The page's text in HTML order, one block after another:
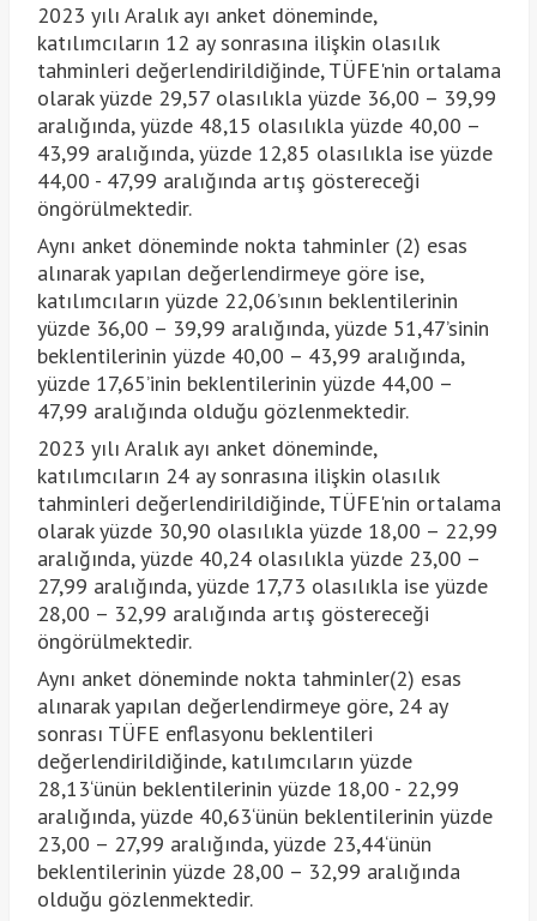
2023 yılı Aralık ayı anket döneminde,
katılımcıların 12 ay sonrasına ilişkin olasılık
tahminleri değerlendirildiğinde, TÜFE'nin ortalama
olarak yüzde 29,57 olasılıkla yüzde 36,00 – 39,99
aralığında, yüzde 48,15 olasılıkla yüzde 40,00 –
43,99 aralığında, yüzde 12,85 olasılıkla ise yüzde
44,00 - 47,99 aralığında artış göstereceği
öngörülmektedir.
Aynı anket döneminde nokta tahminler (2) esas
alınarak yapılan değerlendirmeye göre ise,
katılımcıların yüzde 22,06’sının beklentilerinin
yüzde 36,00 – 39,99 aralığında, yüzde 51,47’sinin
beklentilerinin yüzde 40,00 – 43,99 aralığında,
yüzde 17,65’inin beklentilerinin yüzde 44,00 –
47,99 aralığında olduğu gözlenmektedir.
2023 yılı Aralık ayı anket döneminde,
katılımcıların 24 ay sonrasına ilişkin olasılık
tahminleri değerlendirildiğinde, TÜFE'nin ortalama
olarak yüzde 30,90 olasılıkla yüzde 18,00 – 22,99
aralığında, yüzde 40,24 olasılıkla yüzde 23,00 –
27,99 aralığında, yüzde 17,73 olasılıkla ise yüzde
28,00 – 32,99 aralığında artış göstereceği
öngörülmektedir.
Aynı anket döneminde nokta tahminler(2) esas
alınarak yapılan değerlendirmeye göre, 24 ay
sonrası TÜFE enflasyonu beklentileri
değerlendirildiğinde, katılımcıların yüzde
28,13‘ünün beklentilerinin yüzde 18,00 - 22,99
aralığında, yüzde 40,63‘ünün beklentilerinin yüzde
23,00 – 27,99 aralığında, yüzde 23,44‘ünün
beklentilerinin yüzde 28,00 – 32,99 aralığında
olduğu gözlenmektedir.